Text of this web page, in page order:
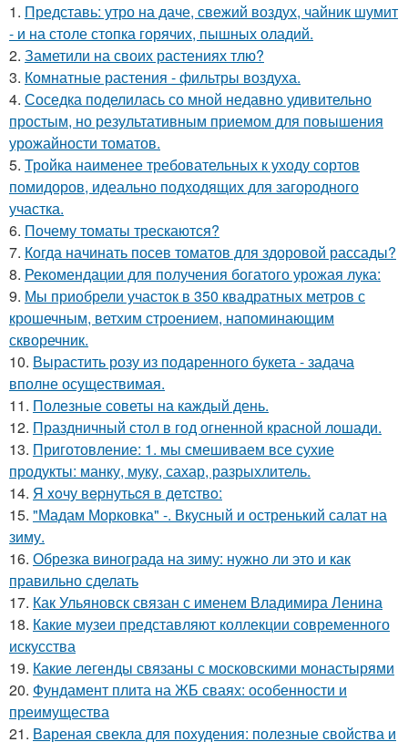
1. Представь: утро на даче, свежий воздух, чайник шумит
- и на столе стопка горячих, пышных оладий.
2. Заметили на своих растениях тлю?
3. Комнатные растения - фильтры воздуха.
4. Соседка поделилась со мной недавно удивительно
простым, но результативным приемом для повышения
урожайности томатов.
5. Тройка наименее требовательных к уходу сортов
помидоров, идеально подходящих для загородного
участка.
6. Почему томаты трескаются?
7. Когда начинать посев томатов для здоровой рассады?
8. Рекомендации для получения богатого урожая лука:
9. Мы приобрели участок в 350 квадратных метров с
крошечным, ветхим строением, напоминающим
скворечник.
10. Вырастить розу из подаренного букета - задача
вполне осуществимая.
11. Полезные советы на каждый день.
12. Праздничный стол в год огненной красной лошади.
13. Приготовление: 1. мы смешиваем все сухие
продукты: манку, муку, сахар, разрыхлитель.
14. Я xoчу вepнутьcя в дeтcтвo:
15. "Мадам Морковка" -. Вкусный и остренький салат на
зиму.
16. Обрезка винограда на зиму: нужно ли это и как
правильно сделать
17. Как Ульяновск связан с именем Владимира Ленина
18. Какие музеи представляют коллекции современного
искусства
19. Какие легенды связаны с московскими монастырями
20. Фундамент плита на ЖБ сваях: особенности и
преимущества
21. Вареная свекла для похудения: полезные свойства и